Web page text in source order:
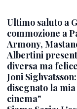
Ultimo saluto a
commozione a
Armony,
Albertini
diversa ma felice
Joni
disegnato la
cinema"